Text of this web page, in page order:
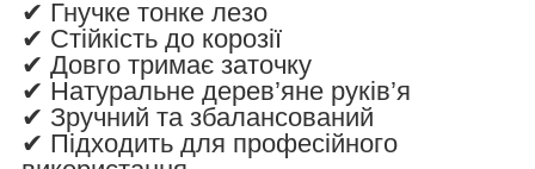
✔ Гнучке тонке лезо
✔ Стійкість до корозії
✔ Довго тримає заточку
✔ Натуральне дерев’яне руків’я
✔ Зручний та збалансований
✔ Підходить для професійного